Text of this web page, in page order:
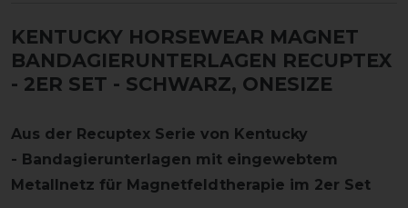
KENTUCKY HORSEWEAR MAGNET
BANDAGIERUNTERLAGEN RECUPTEX
- 2ER SET - SCHWARZ, ONESIZE
Aus der Recuptex Serie von Kentucky
- Bandagierunterlagen mit eingewebtem
Metallnetz für Magnetfeldtherapie im 2er Set